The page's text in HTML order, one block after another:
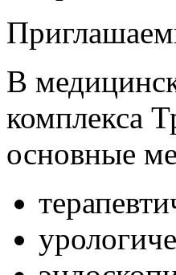
В
комплекса
основные